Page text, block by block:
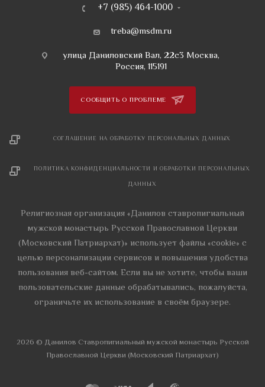
+7 (985) 464-1000
treba@msdm.ru
улица Даниловский Вал, 22с3 Москва,
Россия, 115191
СООБЩИТЬ О ПРОБЛЕМЕ
СОГЛАШЕНИЕ НА ОБРАБОТКУ ПЕРСОНАЛЬНЫХ ДАННЫХ
ПОЛИТИКА КОНФИДЕНЦИАЛЬНОСТИ И ОБРАБОТКИ ПЕРСОНАЛЬНЫХ
ДАННЫХ
Религиозная организация «Данилов ставропигиальный
мужской монастырь Русской Православной Церкви
(Московский Патриархат)» использует файлы «cookie» с
целью персонализации сервисов и повышения удобства
пользования веб-сайтом. Если вы не хотите, чтобы ваши
пользовательские данные обрабатывались, пожалуйста,
ограничьте их использование в своём браузере.
2026 © Данилов Cтавропигиальный мужской монастырь Русской
Православной Церкви (Московский Патриархат)